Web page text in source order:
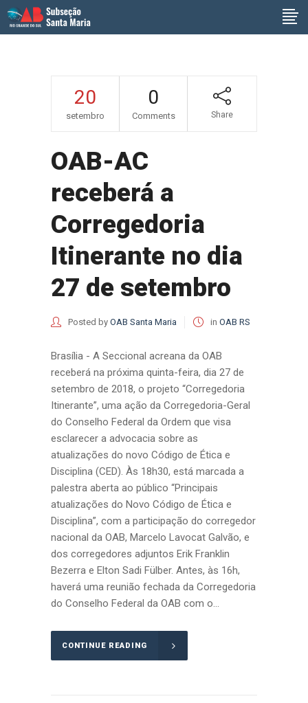
20
setembro
0
Comments Share
OAB-AC
receberá a
Corregedoria
Itinerante no dia
27 de setembro
Posted by OAB Santa Maria in OAB RS
Brasília - A Seccional acreana da OAB
receberá na próxima quinta-feira, dia 27 de
setembro de 2018, o projeto “Corregedoria
Itinerante”, uma ação da Corregedoria-Geral
do Conselho Federal da Ordem que visa
esclarecer a advocacia sobre as
atualizações do novo Código de Ética e
Disciplina (CED). Às 18h30, está marcada a
palestra aberta ao público “Principais
atualizações do Novo Código de Ética e
Disciplina”, com a participação do corregedor
nacional da OAB, Marcelo Lavocat Galvão, e
dos corregedores adjuntos Erik Franklin
Bezerra e Elton Sadi Fülber. Antes, às 16h,
haverá uma reunião fechada da Corregedoria
do Conselho Federal da OAB com o...
CONTINUE READING